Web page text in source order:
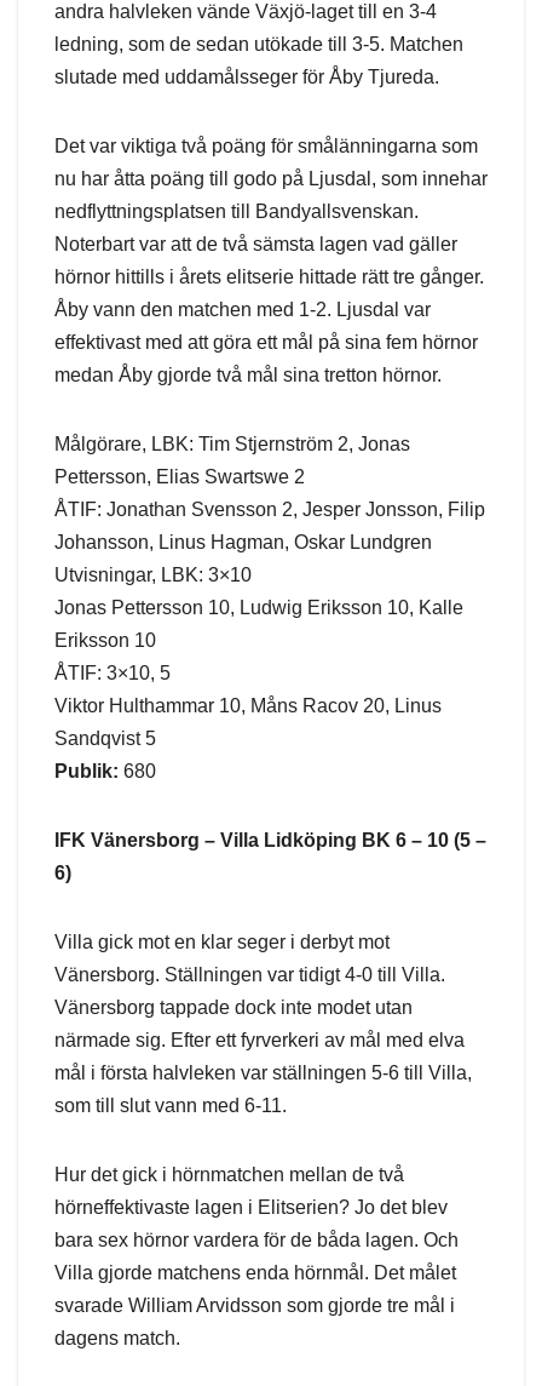
andra halvleken vände Växjö-laget till en 3-4
ledning, som de sedan utökade till 3-5. Matchen
slutade med uddamålsseger för Åby Tjureda.
Det var viktiga två poäng för smålänningarna som
nu har åtta poäng till godo på Ljusdal, som innehar
nedflyttningsplatsen till Bandyallsvenskan.
Noterbart var att de två sämsta lagen vad gäller
hörnor hittills i årets elitserie hittade rätt tre gånger.
Åby vann den matchen med 1-2. Ljusdal var
effektivast med att göra ett mål på sina fem hörnor
medan Åby gjorde två mål sina tretton hörnor.
Målgörare, LBK: Tim Stjernström 2, Jonas
Pettersson, Elias Swartswe 2
ÅTIF: Jonathan Svensson 2, Jesper Jonsson, Filip
Johansson, Linus Hagman, Oskar Lundgren
Utvisningar, LBK: 3×10
Jonas Pettersson 10, Ludwig Eriksson 10, Kalle
Eriksson 10
ÅTIF: 3×10, 5
Viktor Hulthammar 10, Måns Racov 20, Linus
Sandqvist 5
Publik: 680
IFK Vänersborg – Villa Lidköping BK 6 – 10 (5 –
6)
Villa gick mot en klar seger i derbyt mot
Vänersborg. Ställningen var tidigt 4-0 till Villa.
Vänersborg tappade dock inte modet utan
närmade sig. Efter ett fyrverkeri av mål med elva
mål i första halvleken var ställningen 5-6 till Villa,
som till slut vann med 6-11.
Hur det gick i hörnmatchen mellan de två
hörneffektivaste lagen i Elitserien? Jo det blev
bara sex hörnor vardera för de båda lagen. Och
Villa gjorde matchens enda hörnmål. Det målet
svarade William Arvidsson som gjorde tre mål i
dagens match.